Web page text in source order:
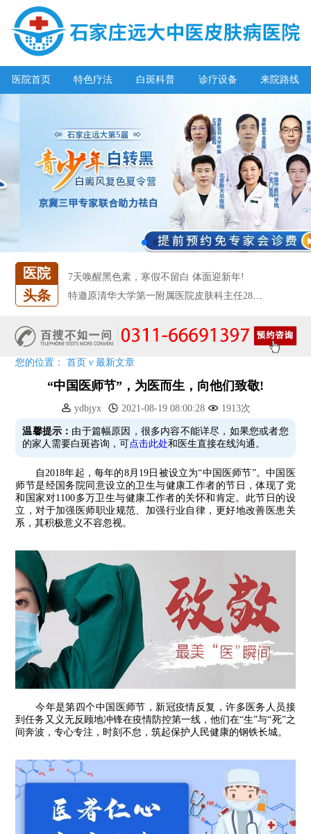
医院首页 特色疗法 白斑科普 诊疗设备 来院路线
医院
头条
阳春三月·抗白复发——远大白斑抗复发活动开启!
恭贺伍德镜检查系统成功落户!暑期超强福利点击领取!
【世界白癜风日】白斑0元普查，更有多重福利千万别错过!
欢乐六一 “粽”享端午——彩绘童画世界 留住美丽瞬间
五一关爱全民皮肤健康，到院领取价值2240元白斑诊疗金!
清明小长假，2022春季白斑抗复发诊疗援助活动开启!
阳春三月·抗白复发——远大白斑抗复发活动开启!
放寒假，祛白斑!7天唤醒黑色素!白斑强化诊疗进行中!
预约从速!远大白转黑分享活动即将开幕!特邀北京专家来院坐诊!
您的位置：首页 ν最新文章
“中国医师节”，为医而生，向他们致敬!
ydbjyx 2021-08-19 08:00:28 1913次
温馨提示： 由于篇幅原因，很多内容不能详尽，如果您或者您
的家人需要白斑咨询，可点击此处和医生直接在线沟通。
自2018年起，每年的8月19日被设立为“中国医师节”。中国医
师节是经国务院同意设立的卫生与健康工作者的节日，体现了党
和国家对1100多万卫生与健康工作者的关怀和肯定。此节日的设
立，对于加强医师职业规范、加强行业自律，更好地改善医患关
系，其积极意义不容忽视。
今年是第四个中国医师节，新冠疫情反复，许多医务人员接
到任务又义无反顾地冲锋在疫情防控第一线，他们在“生”与“死”之
间奔波，专心专注，时刻不怠，筑起保护人民健康的钢铁长城。